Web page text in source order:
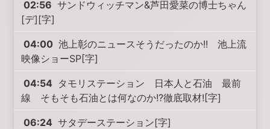
02:56 サンドウィッチマン&芦田愛菜の博士ちゃん
[デ][字]
04:00 池上彰のニュースそうだったのか!! 池上流
映像ショーSP[字]
04:54 タモリステーション 日本人と石油 最前
線 そもそも石油とは何なのか!?徹底取材![字]
06:24 サタデーステーション[字]